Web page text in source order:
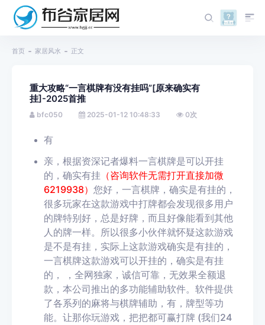
首页 家居风水 正文
重大攻略“一言棋牌有没有挂吗”[原来确实有
挂]-2025首推
bfc050 2025-01-12 10:48:33 0次
有
亲，根据资深记者爆料一言棋牌是可以开挂
的，确实有挂 （咨询软件无需打开直接加微
6219938） 您好，一言棋牌，确实是有挂的，
很多玩家在这款游戏中打牌都会发现很多用户
的牌特别好，总是好牌，而且好像能看到其他
人的牌一样。所以很多小伙伴就怀疑这款游戏
是不是有挂，实际上这款游戏确实是有挂的，
一言棋牌这款游戏可以开挂的，确实是有挂
的， ，全网独家，诚信可靠，无效果全额退
款，本公司推出的多功能辅助软件。软件提供
了各系列的麻将与棋牌辅助，有，牌型等功
能。让那你玩游戏，把把都可赢打牌 (我们24